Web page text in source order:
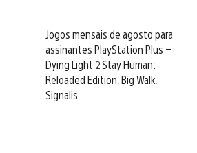
Jogos mensais de agosto para
assinantes PlayStation Plus –
Dying Light 2 Stay Human:
Reloaded Edition, Big Walk,
Signalis